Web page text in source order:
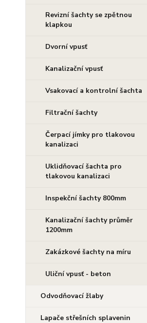
Revizní šachty se zpětnou
klapkou
Dvorní vpusť
Kanalizační vpusť
Vsakovací a kontrolní šachta
Filtrační šachty
Čerpací jímky pro tlakovou
kanalizaci
Uklidňovací šachta pro
tlakovou kanalizaci
Inspekční šachty 800mm
Kanalizační šachty průměr
1200mm
Zakázkové šachty na míru
Uliční vpusť - beton
Odvodňovací žlaby
Lapače střešních splavenin